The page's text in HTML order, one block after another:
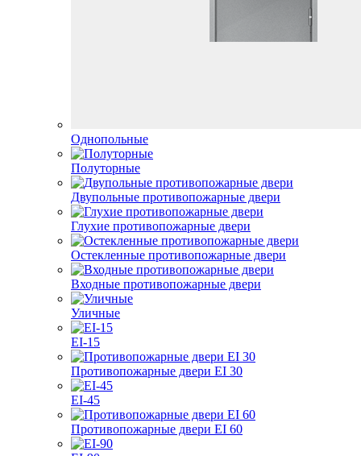
Однопольные
Полуторные
Двупольные противопожарные двери
Глухие противопожарные двери
Остекленные противопожарные двери
Входные противопожарные двери
Уличные
EI-15
Противопожарные двери EI 30
EI-45
Противопожарные двери EI 60